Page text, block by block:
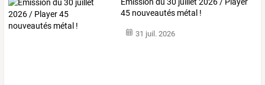
45 nouveautés métal !
31 juil. 2026